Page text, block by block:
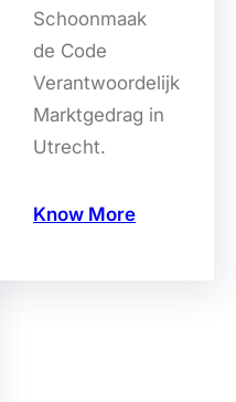
Schoonmaak
de Code
Verantwoordelijk
Marktgedrag in
Utrecht.
Know More